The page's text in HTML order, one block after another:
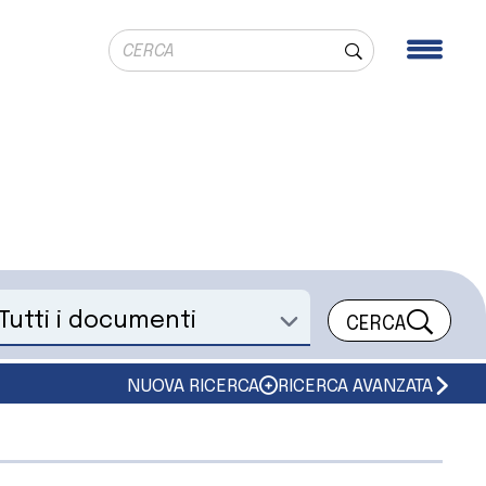
Ricerca globale
Cerca
un documento CERCA
NUOVA RICERCA RICERCA AVANZATA